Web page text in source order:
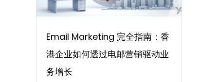
Email Marketing 完全指南：香
港企业如何透过电邮营销驱动业
务增长